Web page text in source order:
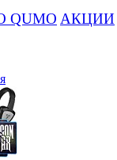
QUMO АКЦИИ